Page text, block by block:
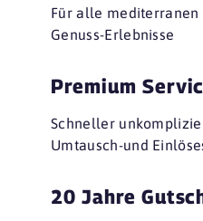
Für alle mediterranen
Genuss-Erlebnisse
Premium
Schneller
Umtausch-und
20 Jahre